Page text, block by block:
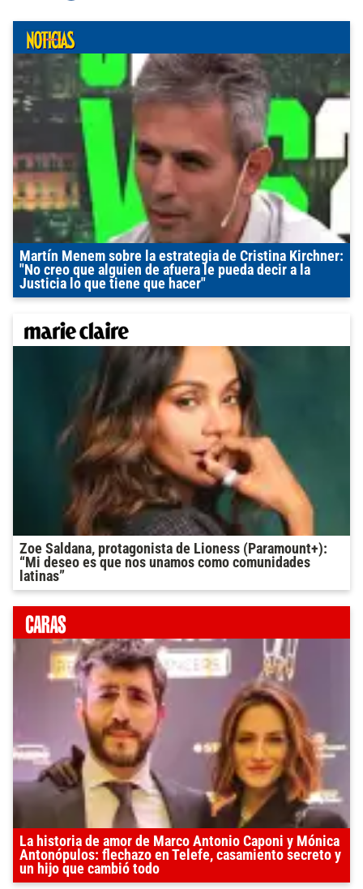
Martín Menem sobre la estrategia de Cristina Kirchner:
"No creo que alguien de afuera le pueda decir a la
Justicia lo que tiene que hacer"
Zoe Saldana, protagonista de Lioness (Paramount+):
“Mi deseo es que nos unamos como comunidades
latinas”
La historia de amor de Marco Antonio Caponi y Mónica
Antonópulos: flechazo en Telefe, casamiento secreto y
un hijo que cambió todo